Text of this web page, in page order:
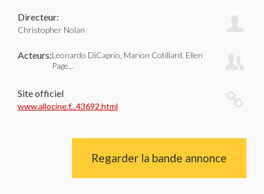
Directeur:
Christopher Nolan
Acteurs:Leonardo DiCaprio, Marion Cotillard, Ellen
Page...
Site officiel
www.allocine.f...43692.html
Regarder la bande annonce